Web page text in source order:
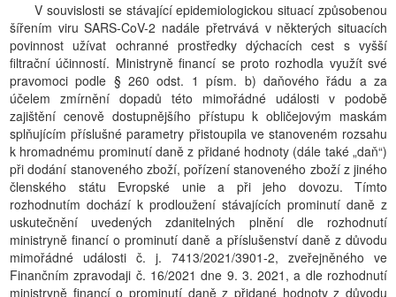
V souvislosti se stávající epidemiologickou situací způsobenou
šířením viru SARS-CoV-2 nadále přetrvává v některých situacích
povinnost užívat ochranné prostředky dýchacích cest s vyšší
filtrační účinností. Ministryně financí se proto rozhodla využít své
pravomoci podle § 260 odst. 1 písm. b) daňového řádu a za
účelem zmírnění dopadů této mimořádné události v podobě
zajištění cenově dostupnějšího přístupu k obličejovým maskám
splňujícím příslušné parametry přistoupila ve stanoveném rozsahu
k hromadnému prominutí daně z přidané hodnoty (dále také „daň“)
při dodání stanoveného zboží, pořízení stanoveného zboží z jiného
členského státu Evropské unie a při jeho dovozu. Tímto
rozhodnutím dochází k prodloužení stávajících prominutí daně z
uskutečnění uvedených zdanitelných plnění dle rozhodnutí
ministryně financí o prominutí daně a příslušenství daně z důvodu
mimořádné události č. j. 7413/2021/3901-2, zveřejněného ve
Finančním zpravodaji č. 16/2021 dne 9. 3. 2021, a dle rozhodnutí
ministryně financí o prominutí daně z přidané hodnoty z důvodu